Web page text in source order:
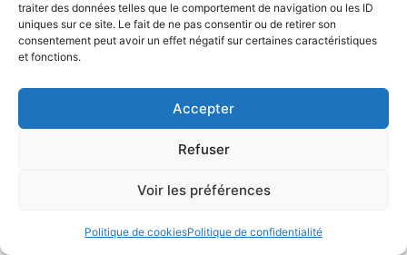
traiter des données telles que le comportement de navigation ou les ID
uniques sur ce site. Le fait de ne pas consentir ou de retirer son
consentement peut avoir un effet négatif sur certaines caractéristiques
et fonctions.
Accepter
Refuser
Voir les préférences
Politique de cookiesPolitique de confidentialité
© 2023 RAMPA Energies tous droits réservés – Réalisation
CM Événements.Mentions légales